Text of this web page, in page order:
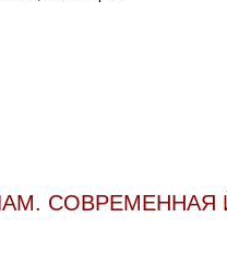
СОВРЕМЕННАЯ